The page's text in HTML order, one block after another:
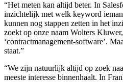
“Het meten kan altijd beter. In
inzichtelijk met welk keyword
kunnen nog stappen zetten in het
zoekt op onze naam Wolters
‘contractmanagement-software’.
staat.”
“We zijn natuurlijk altijd op zoek
meeste interesse binnenhaalt. In